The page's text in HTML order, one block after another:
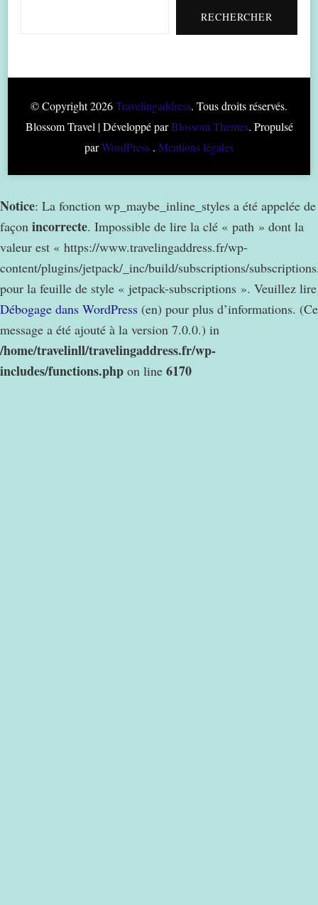
RECHERCHER
© Copyright 2026Travelingaddress. Tous droits réservés.
Blossom Travel | Développé parBlossom Themes. Propulsé
parWordPress . Mentions légales
Notice: La fonction wp_maybe_inline_styles a été appelée de
façon incorrecte. Impossible de lire la clé « path » dont la
valeur est « https://www.travelingaddress.fr/wp-
content/plugins/jetpack/_inc/build/subscriptions/
pour la feuille de style « jetpack-subscriptions ». Veuillez lire
Débogage dans WordPress (en) pour plus d’informations. (Ce
message a été ajouté à la version 7.0.0.) in
/home/travelinll/travelingaddress.fr/wp-
includes/functions.php on line 6170